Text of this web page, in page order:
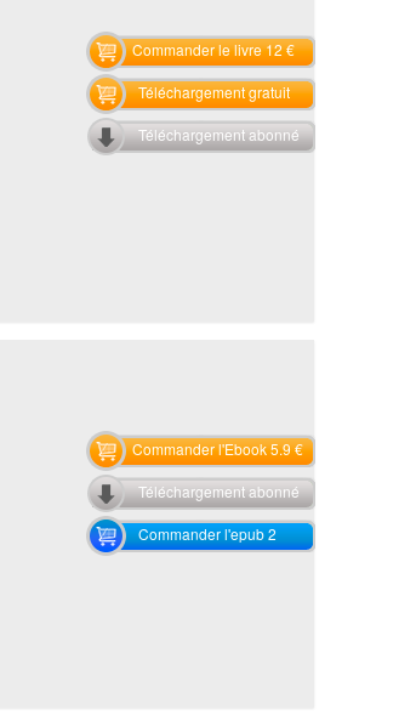
Commander le livre 12 €
Téléchargement gratuit
Téléchargement abonné
Commander l'Ebook 5.9 €
Téléchargement abonné
Commander l'epub 2